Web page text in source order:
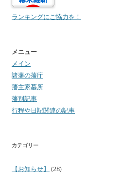
ランキングにご協力を！
メニュー
メイン
諸藩の藩庁
藩主家墓所
藩別記事
行程や日記関連の記事
カテゴリー
【お知らせ】
(28)